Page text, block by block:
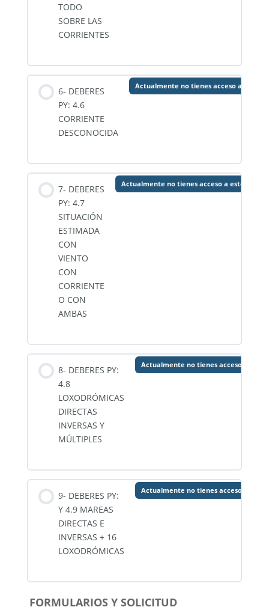
TODO
SOBRE LAS
CORRIENTES
6- DEBERES
PY: 4.6
CORRIENTE
DESCONOCIDA
Actualmente no tienes acceso a este
7- DEBERES
PY: 4.7
SITUACIÓN
ESTIMADA
CON
VIENTO
CON
CORRIENTE
O CON
AMBAS
Actualmente no tienes acceso a este
8- DEBERES PY:
4.8
LOXODRÓMICAS
DIRECTAS
INVERSAS Y
MÚLTIPLES
Actualmente no tienes acceso a este
9- DEBERES PY:
Y 4.9 MAREAS
DIRECTAS E
INVERSAS + 16
LOXODRÓMICAS
Actualmente no tienes acceso a este
FORMULARIOS Y SOLICITUD